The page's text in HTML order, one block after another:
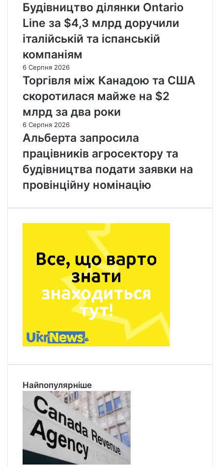
Будівництво ділянки Ontario
Line за $4,3 млрд доручили
італійській та іспанській
компаніям
6 Серпня 2026
Торгівля між Канадою та США
скоротилася майже на $2
млрд за два роки
6 Серпня 2026
Альберта запросила
працівників агросектору та
будівництва подати заявки на
провінційну номінацію
Найпопулярніше